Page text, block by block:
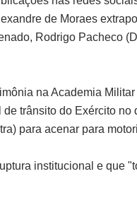
de Moraes
Rodrigo Pacheco
na Academia
trânsito do Exército no
para acenar para
institucional e que